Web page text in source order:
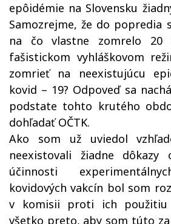
epôidémie na Slovensku
Samozrejme, že do popredia
na čo vlastne zomrelo
fašistickom vyhláškovom
zomrieť na neexistujúcu
kovid – 19? Odpoveď sa
podstate tohto krutého
dohľadať OČTK.
Ako som už uviedol
neexistovali žiadne
účinnosti
kovidových vakcín bol som
v komisii proti ich
všetko preto, aby som túto